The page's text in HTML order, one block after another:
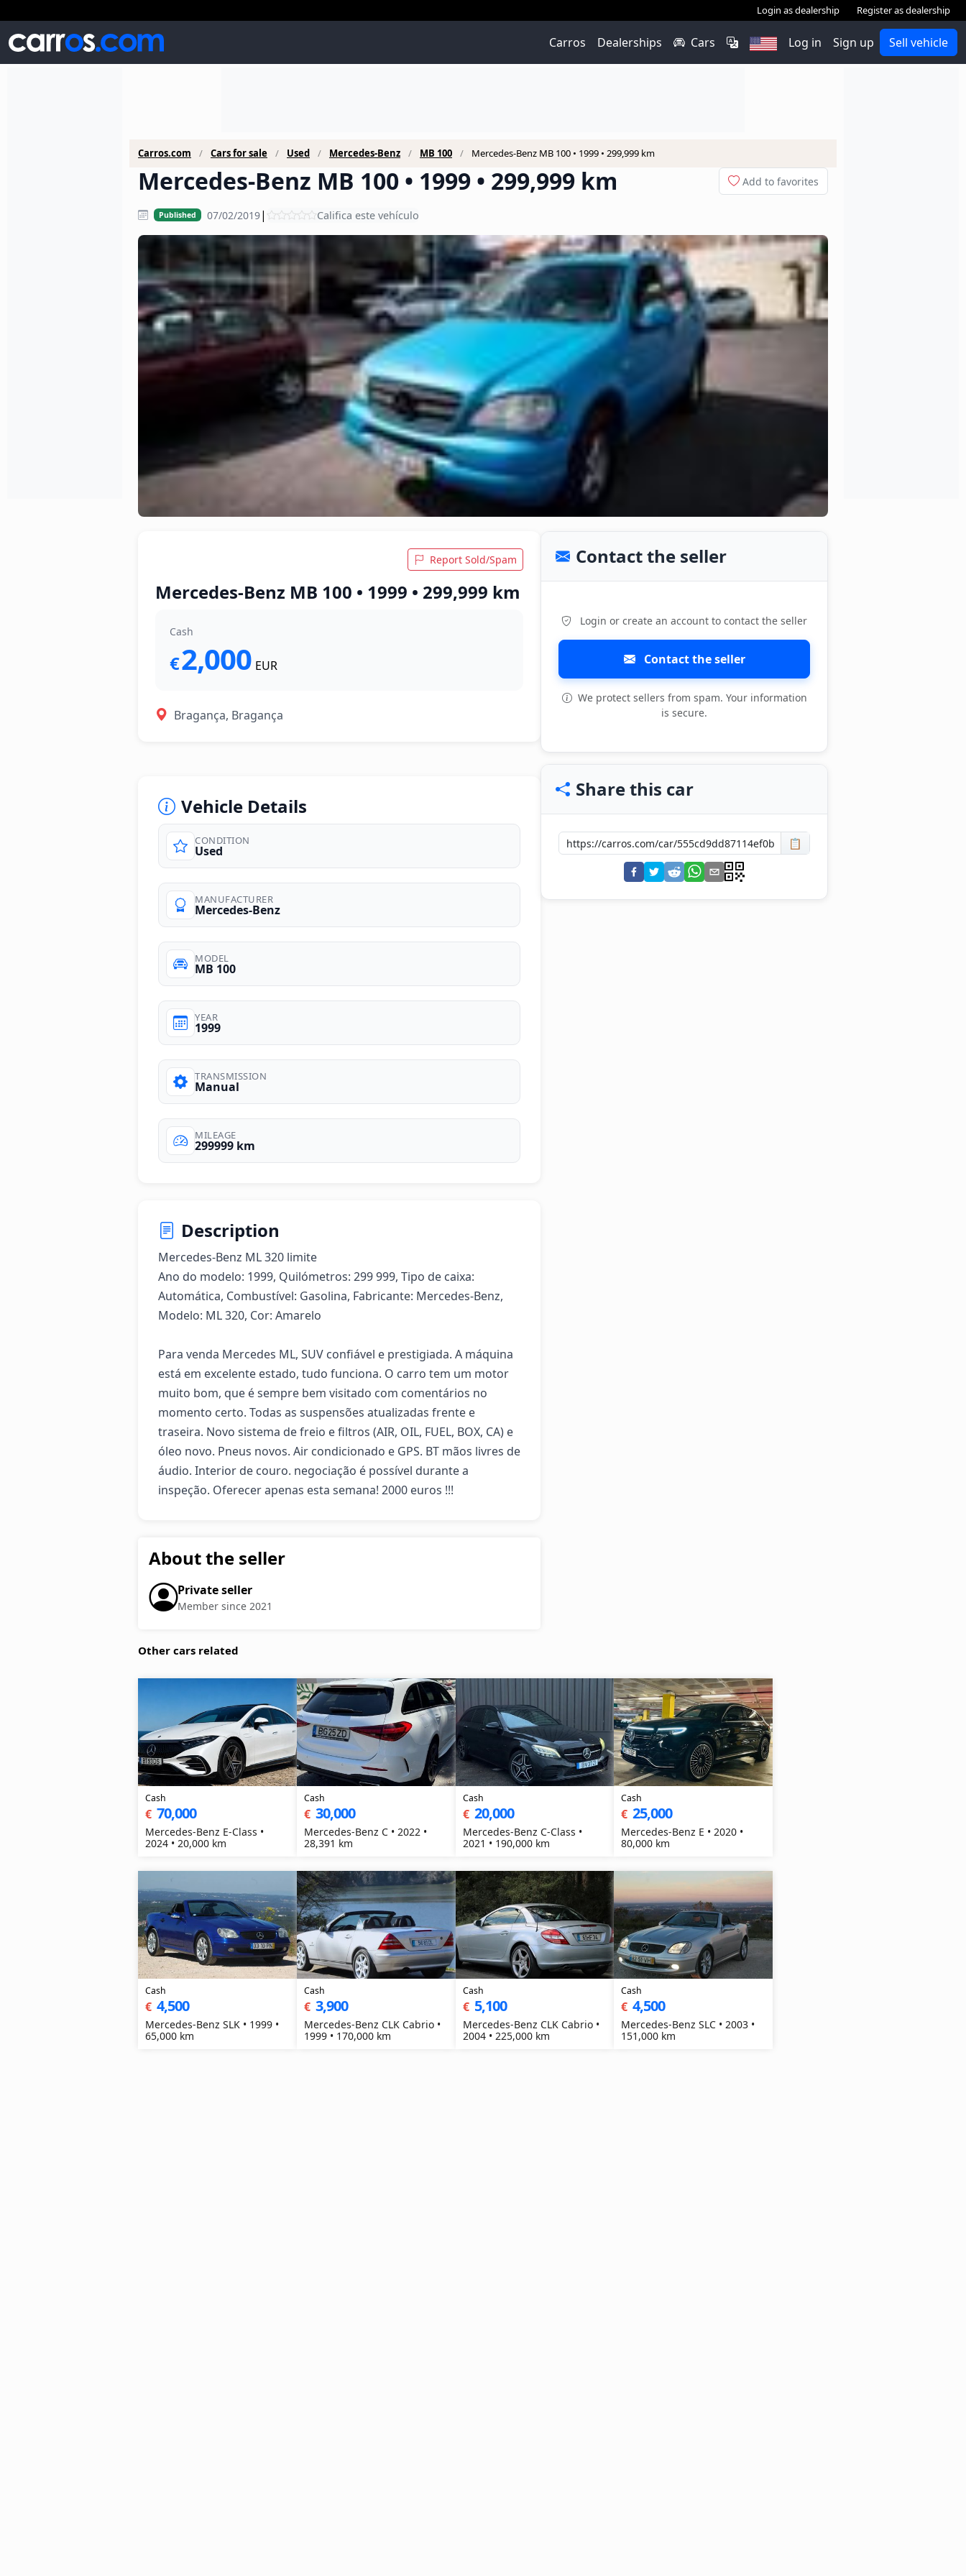
Login as dealership Register as dealership
Carros Dealerships Cars Log in Sign up Sell vehicle
Carros.com Cars for sale Used Mercedes-Benz MB 100 Mercedes-Benz MB 100 • 1999 • 299,999 km
Mercedes-Benz MB 100 • 1999 • 299,999 km Add to favorites
Published 07/02/2019| Califica este vehículo
Report Sold/Spam
Mercedes-Benz MB 100 • 1999 • 299,999 km
Cash
€2,000 EUR
Bragança, Bragança
Vehicle Details
CONDITION
Used
MANUFACTURER
Mercedes-Benz
MODEL
MB 100
YEAR
1999
TRANSMISSION
Manual
MILEAGE
299999 km
Description
Mercedes-Benz ML 320 limite
Ano do modelo: 1999, Quilómetros: 299 999, Tipo de caixa:
Automática, Combustível: Gasolina, Fabricante: Mercedes-Benz,
Modelo: ML 320, Cor: Amarelo
Para venda Mercedes ML, SUV confiável e prestigiada. A máquina
está em excelente estado, tudo funciona. O carro tem um motor
muito bom, que é sempre bem visitado com comentários no
momento certo. Todas as suspensões atualizadas frente e
traseira. Novo sistema de freio e filtros (AIR, OIL, FUEL, BOX, CA) e
óleo novo. Pneus novos. Air condicionado e GPS. BT mãos livres de
áudio. Interior de couro. negociação é possível durante a
inspeção. Oferecer apenas esta semana! 2000 euros !!!
About the seller
Private seller
Member since 2021
Contact the seller
Login or create an account to contact the seller
Contact the seller
We protect sellers from spam. Your information
is secure.
Share this car
📋
Other cars related
Cash
€ 70,000
Mercedes-Benz E-Class •
2024 • 20,000 km
Cash
€ 30,000
Mercedes-Benz C • 2022 •
28,391 km
Cash
€ 20,000
Mercedes-Benz C-Class •
2021 • 190,000 km
Cash
€ 25,000
Mercedes-Benz E • 2020 •
80,000 km
Cash
€ 4,500
Mercedes-Benz SLK • 1999 •
65,000 km
Cash
€ 3,900
Mercedes-Benz CLK Cabrio •
1999 • 170,000 km
Cash
€ 5,100
Mercedes-Benz CLK Cabrio •
2004 • 225,000 km
Cash
€ 4,500
Mercedes-Benz SLC • 2003 •
151,000 km